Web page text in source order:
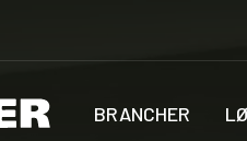
BRANCHER